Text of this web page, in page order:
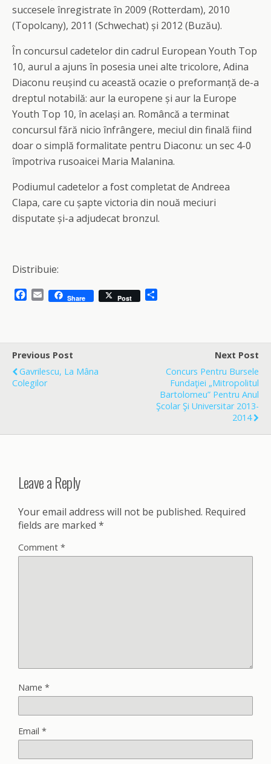
succesele înregistrate în 2009 (Rotterdam), 2010
(Topolcany), 2011 (Schwechat) și 2012 (Buzău).
În concursul cadetelor din cadrul European Youth Top
10, aurul a ajuns în posesia unei alte tricolore, Adina
Diaconu reușind cu această ocazie o preformanță de-a
dreptul notabilă: aur la europene și aur la Europe
Youth Top 10, în același an. Româncă a terminat
concursul fără nicio înfrângere, meciul din finală fiind
doar o simplă formalitate pentru Diaconu: un sec 4-0
împotriva rusoaicei Maria Malanina.
Podiumul cadetelor a fost completat de Andreea
Clapa, care cu șapte victoria din nouă meciuri
disputate și-a adjudecat bronzul.
Distribuie:
b
o
o
k
E
l
Share Post
e
Previous Post
Gavrilescu, La Mâna
Colegilor
Next Post
Concurs Pentru Bursele
Fundaţiei „Mitropolitul
Bartolomeu” Pentru Anul
Şcolar Şi Universitar 2013-
2014
Leave a Reply
Your email address will not be published. Required
fields are marked *
Comment *
Name *
Email *